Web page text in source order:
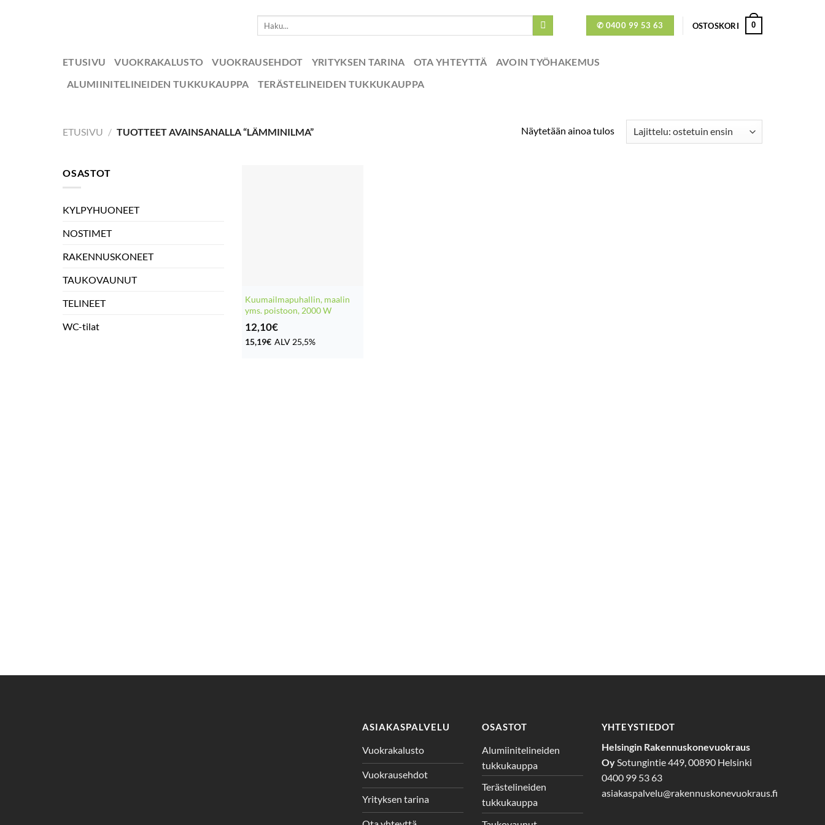
✆ 0400 99 53 63 OSTOSKORI 0
ETUSIVU VUOKRAKALUSTO VUOKRAUSEHDOT YRITYKSEN TARINA OTA YHTEYTTÄ
AVOIN TYÖHAKEMUS
ALUMIINITELINEIDEN TUKKUKAUPPA
TERÄSTELINEIDEN TUKKUKAUPPA
ETUSIVU / TUOTTEET AVAINSANALLA “LÄMMINILMA” Näytetään ainoa tulos
OSASTOT
KYLPYHUONEET
NOSTIMET
RAKENNUSKONEET
TAUKOVAUNUT
TELINEET
WC-tilat
Kuumailmapuhallin, maalin
yms. poistoon, 2000 W
12,10€
15,19€ ALV 25,5%
ASIAKASPALVELU
Vuokrakalusto
Vuokrausehdot
Yrityksen tarina
OSASTOT
Alumiinitelineiden
tukkukauppa
Terästelineiden
tukkukauppa
YHTEYSTIEDOT
Helsingin Rakennuskonevuokraus
Oy Sotungintie 449, 00890 Helsinki
0400 99 53 63
asiakaspalvelu@rakennuskonevuokraus.fi